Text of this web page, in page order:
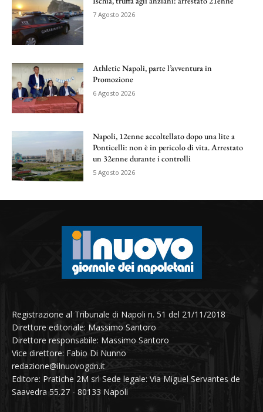
7 Agosto 2026
Athletic Napoli, parte l’avventura in
Promozione
6 Agosto 2026
Napoli, 12enne accoltellato dopo una lite a
Ponticelli: non è in pericolo di vita. Arrestato
un 32enne durante i controlli
5 Agosto 2026
Registrazione al Tribunale di Napoli n. 51 del 21/11/2018
Direttore editoriale: Massimo Santoro
Direttore responsabile: Massimo Santoro
Vice direttore: Fabio Di Nunno
redazione@ilnuovogdn.it
Editore: Pratiche 2M srl Sede legale: Via Miguel Servantes de
Saavedra 55.27 - 80133 Napoli